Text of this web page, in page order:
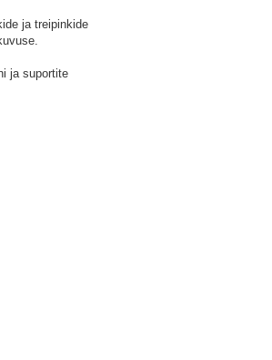
ISO 19378 GA, GB
ja videod on illustratiivsed.
ja treipinkide
ja suportite